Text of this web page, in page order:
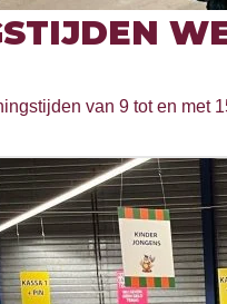
van 9 tot en met